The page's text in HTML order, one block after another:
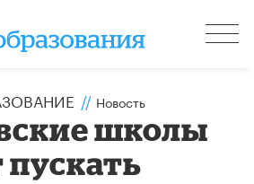
// Новость
школы
пускать